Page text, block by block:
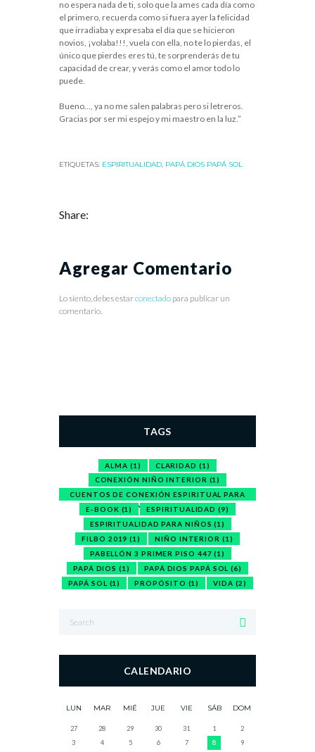
no espera nada de ti, solo que la ames cada día como
el primero, recuerda como si fuera ayer la felicidad
que irradiaba y expresaba el día que se hicieron
novios, ¡volaba!!!, vuela con ella, no te lo pierdas, el
único que pierdes eres tú, te sorprenderás de tu
capacidad de crear, y verás como el amor todo lo
puede.
Bueno…, ya no me salen palabras pero si letreros.
Gracias por ser mi espejo y mi maestro en la luz.”
ETIQUETAS: ESPIRITUALIDAD, PAPÁ DIOS PAPÁ SOL
Share:
Agregar Comentario
Lo siento, debes estarconectado para publicar un
comentario.
TAGS
ALMA (1) CLARIDAD (1)
CONEXIÓN NIÑO INTERIOR (1)
CUENTOS DE CONEXIÓN ESPIRITUAL PARA
NIÑOS(1)
E-BOOK (1) ESPIRITUALIDAD (9)
ESPIRITUALIDAD PARA NIÑOS (1)
FILBO 2019 (1) NIÑO INTERIOR (1)
PABELLÓN 3 PRIMER PISO 447 (1)
PAPÁ DIOS (1) PAPÁ DIOS PAPÁ SOL (6)
PAPÁ SOL (1) PROPÓSITO (1) VIDA (2)
CALENDARIO
LUN MAR MIÉ JUE VIE SÁB DOM
27 28 29 30 31 1
2
3
4 5 6 7 8
9